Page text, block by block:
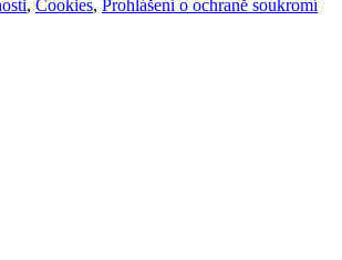
, Cookies, Prohlášení o ochraně soukromí